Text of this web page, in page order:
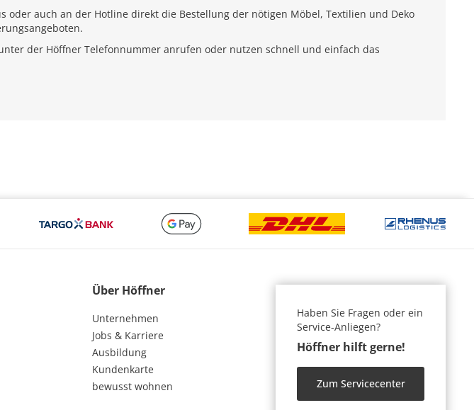
auch an der Hotline direkt die Bestellung der nötigen Möbel, Textilien und Deko
der Höffner Telefonnummer anrufen oder nutzen schnell und einfach das
Über Höffner
Unternehmen
Jobs & Karriere
Ausbildung
Kundenkarte
bewusst wohnen
Haben Sie Fragen oder ein
Service-Anliegen?
Höffner hilft gerne!
Zum Servicecenter